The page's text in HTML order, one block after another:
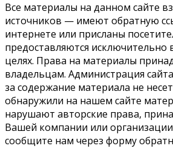
Все материалы на данном сайте
источников — имеют обратную
интернете или присланы
предоставляются исключительно
целях. Права на материалы
владельцам. Администрация
за содержание материала не
обнаружили на нашем сайте
нарушают авторские права,
Вашей компании или
сообщите нам через форму